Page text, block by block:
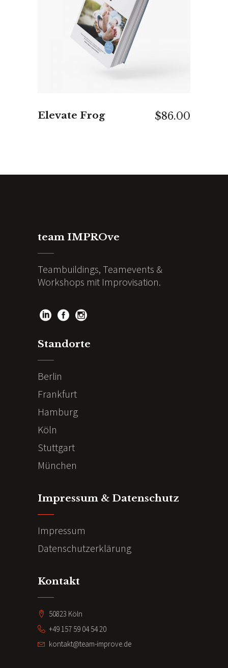
IN DEN WARENKORB
Elevate Frog $86.00
team IMPROve
Teambuildings, Teamevents &
Workshops mit Improvisation.
Standorte
Berlin
Frankfurt
Hamburg
Köln
Stuttgart
München
Impressum & Datenschutz
Impressum
Datenschutzerklärung
Kontakt
50823 Köln
+49 157 59 04 54 20
kontakt@team-improve.de